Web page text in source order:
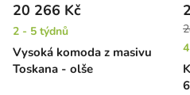
Vysoká komoda z masivu
Toskana - olše
20 266 Kč
2 - 5 týdnů